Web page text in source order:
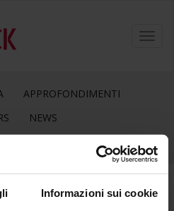
Informazioni sui cookie
APPROFONDIMENTI
NEWS